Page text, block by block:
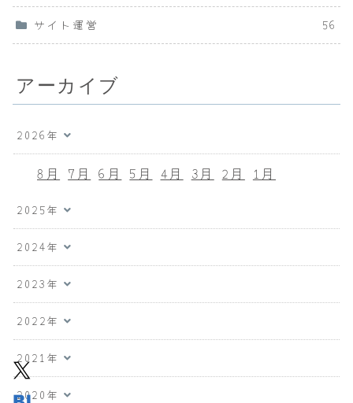
サイト運営 56
アーカイブ
2026年
8月 7月 6月 5月 4月 3月 2月 1月
2025年
2024年
2023年
2022年
2021年
2020年